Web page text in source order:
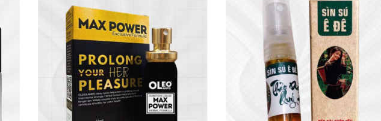
bạn hoặc bạn tình đang có ý định mang thai hoặc đang trong thai kỳ.
bị tổn thương, sưng viêm để không gây kích ứng.
sau 5-10 phút nếu muốn giảm cảm giác thuốc khi tiếp xúc miệng người bạn tình.